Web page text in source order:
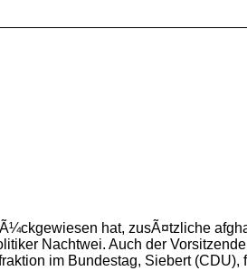
hat, zusÃ¤tzliche
Nachtwei. Auch der
im Bundestag, Siebert (CDU),